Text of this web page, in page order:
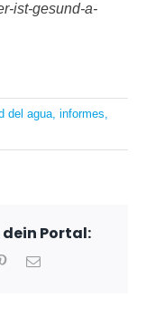
ist-gesund-a-
del agua, informes,
dein Portal:
PinterestEmail